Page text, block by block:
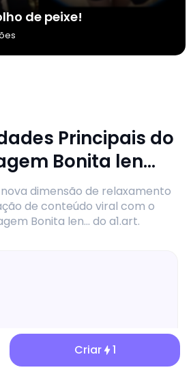
de peixe!
Principais do
Bonita len...
dimensão de relaxamento
de conteúdo viral com o
Bonita len... do a1.art.
Criar 1